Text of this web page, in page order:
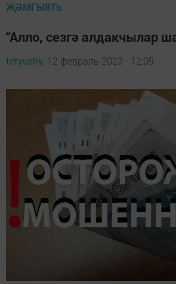
ҖӘМГЫЯТЬ
“Алло, сезгә алдакчылар
tetyushy, 12 февраль 2023 - 12:09